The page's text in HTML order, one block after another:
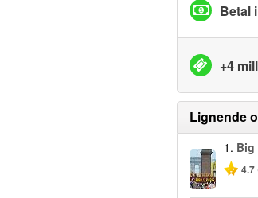
Betal
+4
Lignende
1. Big
4.7